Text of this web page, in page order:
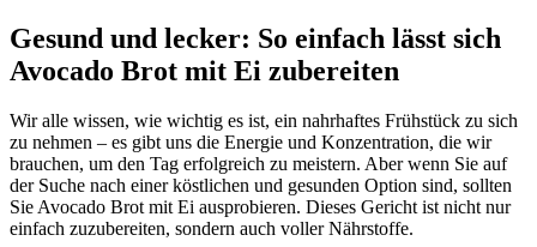
Gesund und lecker: So einfach lässt sich
Avocado Brot mit Ei zubereiten
Wir alle wissen, wie wichtig es ist, ein nahrhaftes Frühstück zu sich
zu nehmen – es gibt uns die Energie und Konzentration, die wir
brauchen, um den Tag erfolgreich zu meistern. Aber wenn Sie auf
der Suche nach einer köstlichen und gesunden Option sind, sollten
Sie Avocado Brot mit Ei ausprobieren. Dieses Gericht ist nicht nur
einfach zuzubereiten, sondern auch voller Nährstoffe.